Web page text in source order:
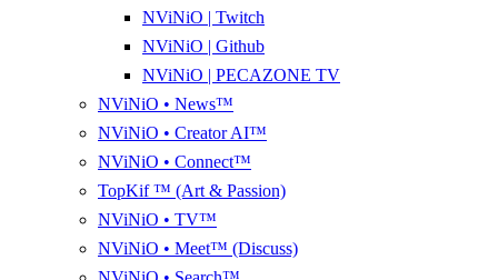
NViNiO | Twitch
NViNiO | Github
NViNiO | PECAZONE TV
NViNiO • News™
NViNiO • Creator AI™
NViNiO • Connect™
TopKif ™ (Art & Passion)
NViNiO • TV™
NViNiO • Meet™ (Discuss)